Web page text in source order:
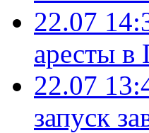
22.07
аресты в
22.07
запуск